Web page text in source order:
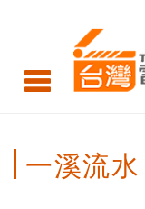
一溪流水